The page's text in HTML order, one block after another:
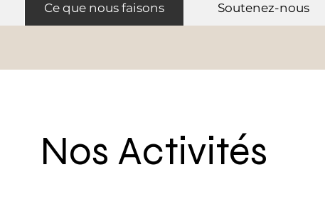
Ce que nous faisons Soutenez-nous
Nos Activités